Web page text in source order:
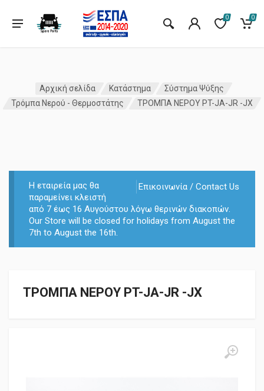
0 0
Αρχική σελίδα Κατάστημα
Σύστημα Ψύξης
Τρόμπα Νερού - Θερμοστάτης
ΤΡΟΜΠΑ ΝΕΡΟΥ PT-JA-JR -JX
Επικοινωνία / Contact Us
Η εταιρεία μας θα
παραμείνει κλειστή
από 7 έως 16 Αυγούστου λόγω θερινών διακοπών.
Our Store will be closed for holidays from August the
7th to August the 16th.
ΤΡΟΜΠΑ ΝΕΡΟΥ PT-JA-JR -JX